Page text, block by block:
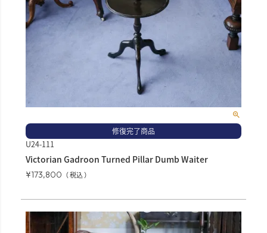
修復完了商品
U24-111
Victorian Gadroon Turned Pillar Dumb Waiter
¥173,800 税込